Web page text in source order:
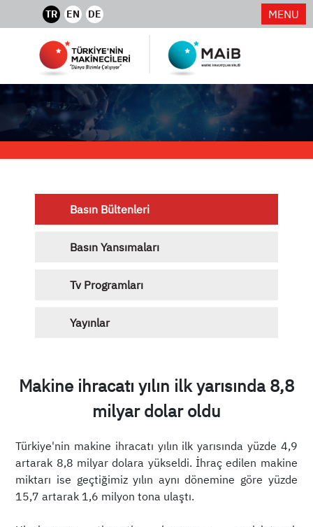
TR EN DE MENU
Basın Bültenleri
Basın Yansımaları
Tv Programları
Yayınlar
Makine ihracatı yılın ilk yarısında 8,8
milyar dolar oldu
Türkiye'nin makine ihracatı yılın ilk yarısında yüzde 4,9
artarak 8,8 milyar dolara yükseldi. İhraç edilen makine
miktarı ise geçtiğimiz yılın aynı dönemine göre yüzde
15,7 artarak 1,6 milyon tona ulaştı.